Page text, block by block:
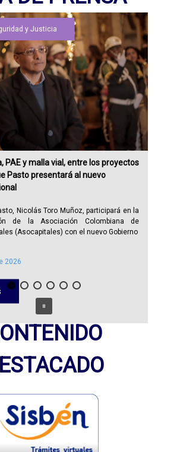
2026
y Justicia
PAE y malla vial, entre los proyectos
Pasto presentará al nuevo
Nicolás Toro Muñoz, participará en la
de la Asociación Colombiana de
(Asocapitales) con el nuevo Gobierno